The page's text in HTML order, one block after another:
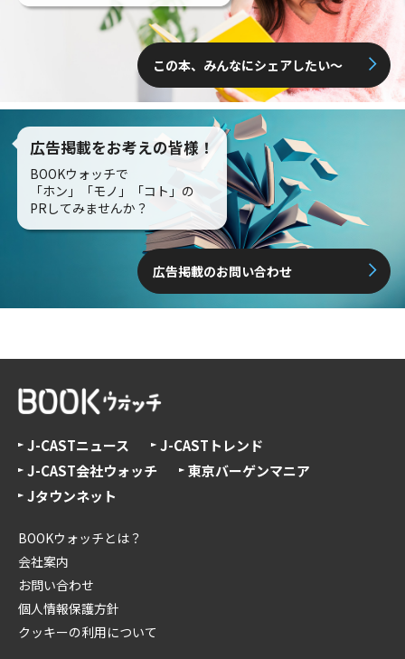
この本、みんなにシェアしたい〜
広告掲載をお考えの皆様！
BOOKウォッチで
「ホン」「モノ」「コト」の
PRしてみませんか？
広告掲載のお問い合わせ
J-CASTニュース
J-CASTトレンド
J-CAST会社ウォッチ
東京バーゲンマニア
Jタウンネット
BOOKウォッチとは？
会社案内
お問い合わせ
個人情報保護方針
クッキーの利用について